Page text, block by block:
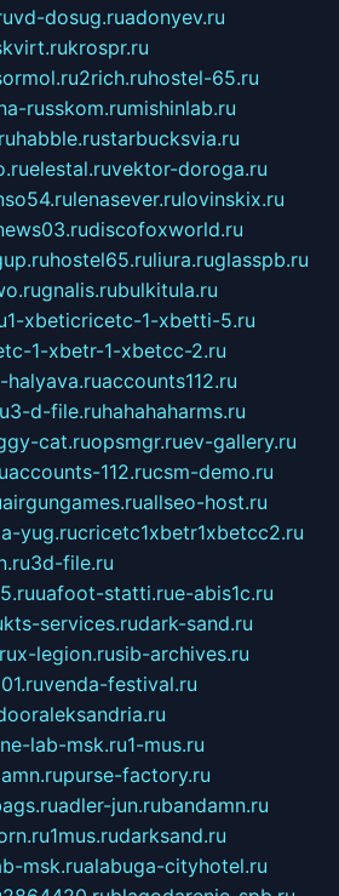
vd-dosug.ruadonyev.ru
krospr.ru
2rich.ruhostel-65.ru
russkom.rumishinlab.ru
habble.rustarbucksvia.ru
elestal.ruvektor-doroga.ru
lenasever.rulovinskix.ru
discofoxworld.ru
hostel65.ruliura.ruglasspb.ru
gnalis.rubulkitula.ru
1-xbeticricetc-1-xbetti-5.ru
1-xbetr-1-xbetcc-2.ru
accounts112.ru
3-d-file.ruhahahaharms.ru
cat.ruopsmgr.ruev-gallery.ru
accounts-112.rucsm-demo.ru
airgungames.ruallseo-host.ru
yug.rucricetc1xbetr1xbetcc2.ru
3d-file.ru
uafoot-statti.rue-abis1c.ru
kts-services.rudark-sand.ru
x-legion.rusib-archives.ru
venda-festival.ru
lab-msk.ru1-mus.ru
purse-factory.ru
adler-jun.rubandamn.ru
1mus.rudarksand.ru
msk.rualabuga-cityhotel.ru